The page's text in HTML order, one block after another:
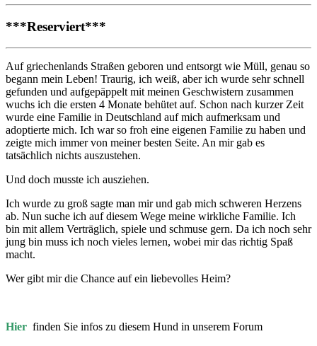
***Reserviert***
Auf griechenlands Straßen geboren und entsorgt wie Müll, genau so
begann mein Leben! Traurig, ich weiß, aber ich wurde sehr schnell
gefunden und aufgepäppelt mit meinen Geschwistern zusammen
wuchs ich die ersten 4 Monate behütet auf. Schon nach kurzer Zeit
wurde eine Familie in Deutschland auf mich aufmerksam und
adoptierte mich. Ich war so froh eine eigenen Familie zu haben und
zeigte mich immer von meiner besten Seite. An mir gab es
tatsächlich nichts auszustehen.
Und doch musste ich ausziehen.
Ich wurde zu groß sagte man mir und gab mich schweren Herzens
ab. Nun suche ich auf diesem Wege meine wirkliche Familie. Ich
bin mit allem Verträglich, spiele und schmuse gern. Da ich noch sehr
jung bin muss ich noch vieles lernen, wobei mir das richtig Spaß
macht.
Wer gibt mir die Chance auf ein liebevolles Heim?
Hier finden Sie infos zu diesem Hund in unserem Forum